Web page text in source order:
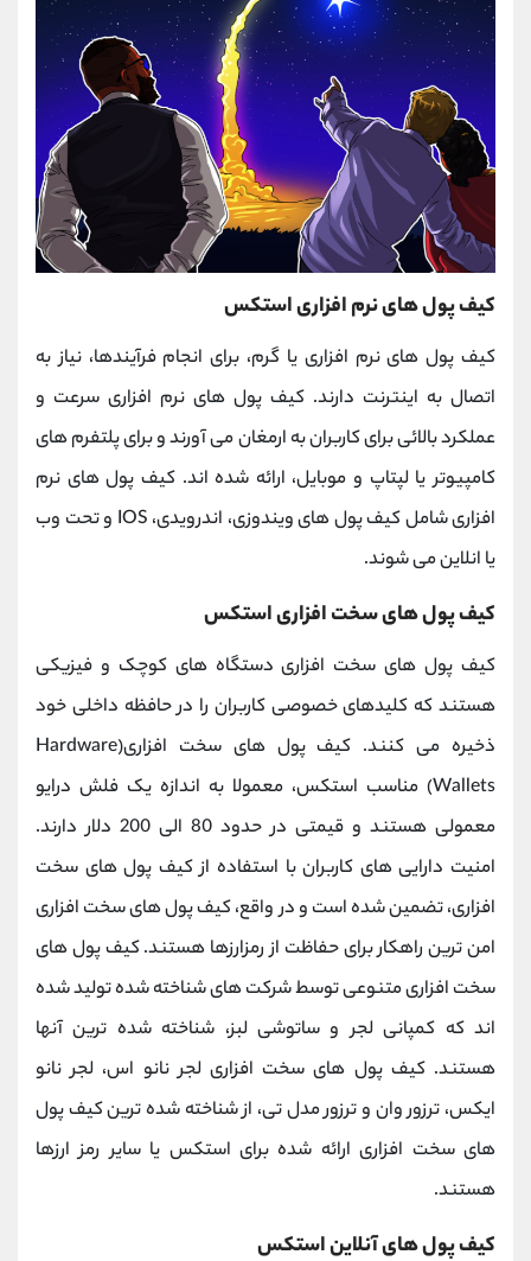
کیف پول های نرم افزاری استکس
کیف پول های نرم افزاری یا گرم، برای انجام فرآیندها، نیاز به
اتصال به اینترنت دارند. کیف پول های نرم افزاری سرعت و
عملکرد بالائی برای کاربران به ارمغان می آورند و برای پلتفرم های
کامپیوتر یا لپتاپ و موبایل، ارائه شده اند. کیف پول های نرم
افزاری شامل کیف پول های ویندوزی، اندرویدی، IOS و تحت وب
یا انلاین می شوند.
کیف پول های سخت افزاری استکس
کیف پول های سخت افزاری دستگاه های کوچک و فیزیکی
هستند که کلیدهای خصوصی کاربران را در حافظه داخلی خود
ذخیره می کنند. کیف پول های سخت افزاری(Hardware
Wallets) مناسب استکس، معمولا به اندازه یک فلش درایو
معمولی هستند و قیمتی در حدود 80 الی 200 دلار دارند.
امنیت دارایی های کاربران با استفاده از کیف پول های سخت
افزاری، تضمین شده است و در واقع، کیف پول های سخت افزاری
امن ترین راهکار برای حفاظت از رمزارزها هستند. کیف پول های
سخت افزاری متنوعی توسط شرکت های شناخته شده تولید شده
اند که کمپانی لجر و ساتوشی لبز، شناخته شده ترین آنها
هستند. کیف پول های سخت افزاری لجر نانو اس، لجر نانو
ایکس، ترزور وان و ترزور مدل تی، از شناخته شده ترین کیف پول
های سخت افزاری ارائه شده برای استکس یا سایر رمز ارزها
هستند.
کیف پول های آنلاین استکس